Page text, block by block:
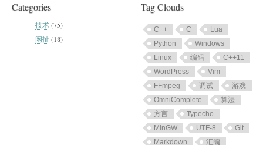
Categories
技术(75)
闲扯 (18)
Tag Clouds
C++ C
Lua
Python
Windows
Linux
编码
C++11
WordPress
Vim
FFmpeg
调试
游戏
OmniComplete
算法
方言
Typecho
MinGW
UTF-8
Git
Markdown
汇编